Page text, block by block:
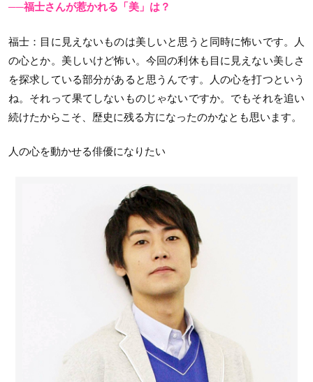
──福士さんが惹かれる「美」は？
福士 ：目に見えないものは美しいと思うと同時に怖いです。人
の心とか。美しいけど怖い。今回の利休も目に見えない美しさ
を探求している部分があると思うんです。人の心を打つという
ね。それって果てしないものじゃないですか。でもそれを追い
続けたからこそ、歴史に残る方になったのかなとも思います。
人の心を動かせる俳優になりたい